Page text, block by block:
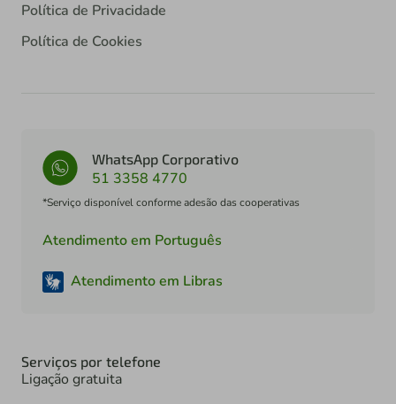
Política de Privacidade
Política de Cookies
WhatsApp Corporativo
51 3358 4770
*Serviço disponível conforme adesão das cooperativas
Atendimento em Português
Atendimento em Libras
Serviços por telefone
Ligação gratuita